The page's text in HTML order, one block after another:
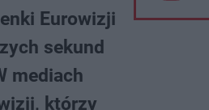
Eurowizji
sekund
mediach
którzy